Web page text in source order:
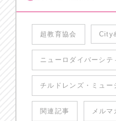
超教育協会
ニューロダイバーシテ
チルドレンズ・ミュー
関連記事 メルマ